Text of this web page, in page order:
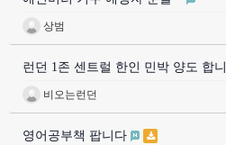
상범
런던 1존 센트럴 한인 민박 양도 합
비오는런던
영어공부책 팝니다